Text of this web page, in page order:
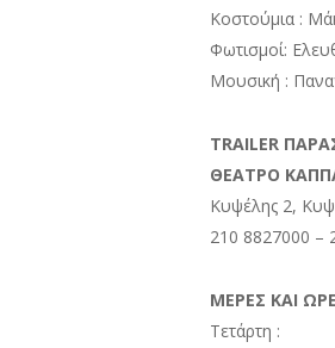
Κοστούμια :
Φωτισμοί:
Μουσική :
TRAILER
ΘΕΑΤΡΟ
Κυψέλης 2,
210 8827000 –
ΜΕΡΕΣ ΚΑΙ
Τετάρτη :